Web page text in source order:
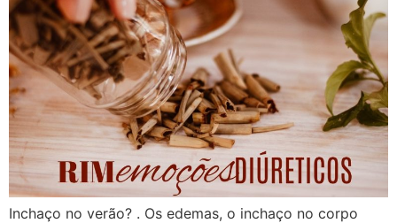
Inchaço no verão? . Os edemas, o inchaço no corpo